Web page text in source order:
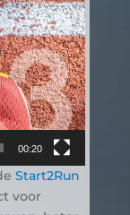
00:20
Start2Run
voor